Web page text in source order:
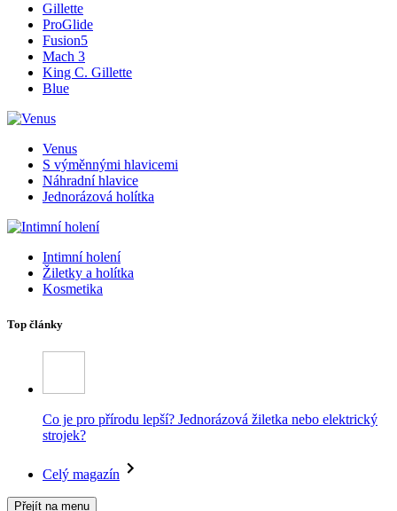
Gillette
ProGlide
Fusion5
Mach 3
King C. Gillette
Blue
Venus
S výměnnými hlavicemi
Náhradní hlavice
Jednorázová holítka
Intimní holení
Žiletky a holítka
Kosmetika
Top články
Co je pro přírodu lepší? Jednorázová žiletka nebo elektrický
strojek?
Celý magazín
Přejít na menu